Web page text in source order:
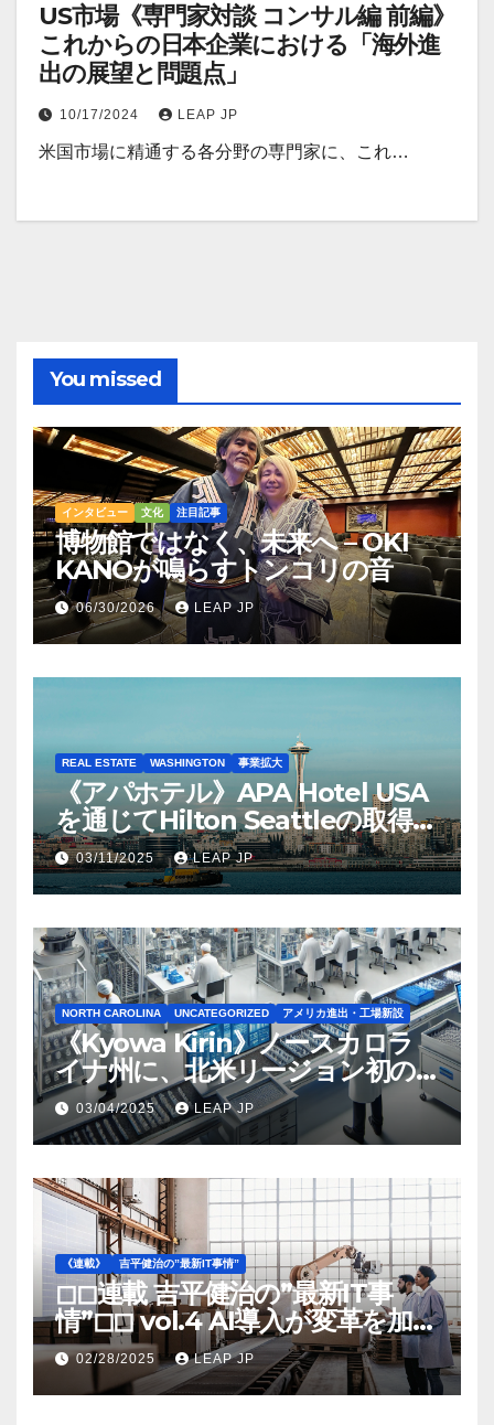
US市場《専門家対談 コンサル編 前編》
これからの日本企業における「海外進
出の展望と問題点」
10/17/2024 LEAP JP
米国市場に精通する各分野の専門家に、これ…
You missed
インタビュー 文化 注目記事
博物館ではなく、未来へ – OKI
KANOが鳴らすトンコリの音
06/30/2026 LEAP JP
REAL ESTATE WASHINGTON 事業拡大
《アパホテル》APA Hotel USA
を通じてHilton Seattleの取得を
完了
03/11/2025 LEAP JP
NORTH CAROLINA UNCATEGORIZED アメリカ進出・工場新設
《Kyowa Kirin》ノースカロラ
イナ州に、北米リージョン初の
工場建設を決定
03/04/2025 LEAP JP
《連載》 吉平健治の”最新IT事情”
◻︎◻︎連載 吉平健治の”最新IT事
情”◻︎◻︎ vol.4 AI導入が変革を加速
する米国製造業の最前線
02/28/2025 LEAP JP